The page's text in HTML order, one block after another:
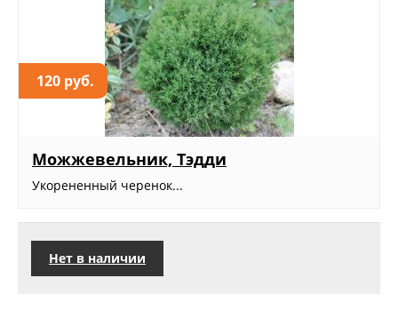
120 руб.
Можжевельник, Тэдди
Укорененный черенок...
Нет в наличии